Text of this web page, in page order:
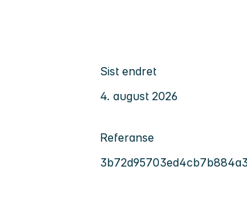
Sist endret
4. august 2026
Referanse